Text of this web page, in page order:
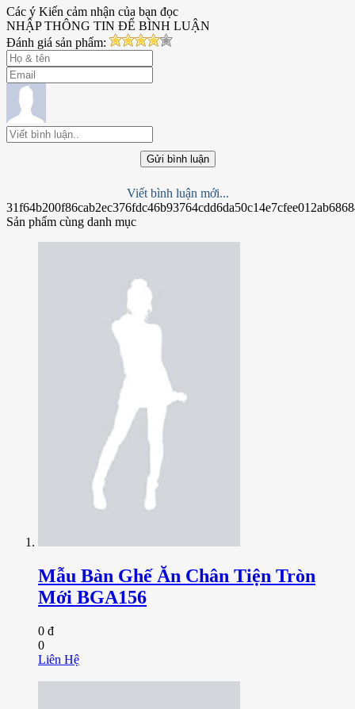
Các ý Kiến cảm nhận của bạn đọc
NHẬP THÔNG TIN ĐỂ BÌNH LUẬN
Đánh giá sản phẩm:
Gửi bình luận
Viết bình luận mới...
Sản phẩm cùng danh mục
Mẫu Bàn Ghế Ăn Chân Tiện Tròn
Mới BGA156
0 đ
0
Liên Hệ